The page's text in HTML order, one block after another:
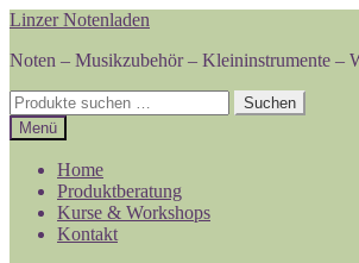
Zur
springen
Zum
springen
Linzer Notenladen
Noten – Musikzubehör – Kleininstrumente –
Suchen
nach:
Suchen
Menü
Home
Produktberatung
Kurse & Workshops
Kontakt